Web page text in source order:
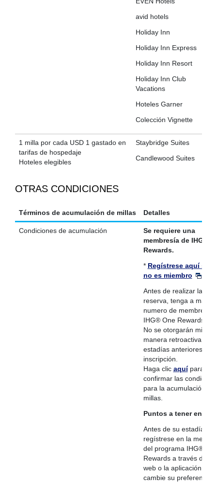
avid hotels
Holiday Inn
Holiday Inn Express
Holiday Inn Resort
Holiday Inn Club
Vacations
Hoteles Garner
Colección Vignette
1 milla por cada USD 1 gastado en
tarifas de hospedaje
Hoteles elegibles
Staybridge Suites
Candlewood Suites
OTRAS CONDICIONES
Términos de acumulación de millas Detalles
Condiciones de acumulación
Se requiere una
membresía de IHG®
Rewards.
* Regístrese aquí si
no es miembro
Antes de realizar la
reserva, tenga a mano
numero de membresia
IHG® One Rewards.
No se otorgarán millas
manera retroactiva por
estadías anteriores a la
inscripción.
Haga clic aquípara
confirmar las
para la acumulación de
millas.
Puntos a tener en
Antes de su estadía,
regístrese en la
del programa IHG®
Rewards a través del
web o la aplicación y
cambie su preferencia